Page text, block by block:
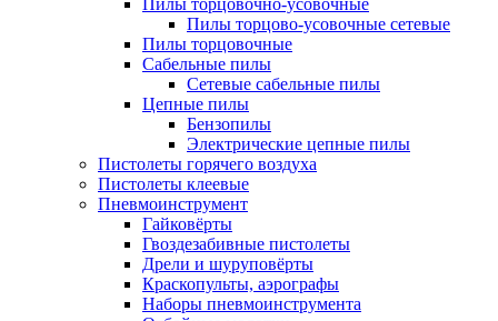
Пилы торцовочно-усовочные
Пилы торцово-усовочные сетевые
Пилы торцовочные
Сабельные пилы
Сетевые сабельные пилы
Цепные пилы
Бензопилы
Электрические цепные пилы
Пистолеты горячего воздуха
Пистолеты клеевые
Пневмоинструмент
Гайковёрты
Гвоздезабивные пистолеты
Дрели и шуруповёрты
Краскопульты, аэрографы
Наборы пневмоинструмента